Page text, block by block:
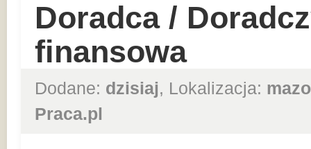
Doradca /
finansowa
Dodane: dzisiaj, Lokalizacja:
Praca.pl